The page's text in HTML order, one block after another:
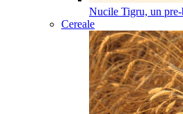
Nucile Tigru, un
Cereale